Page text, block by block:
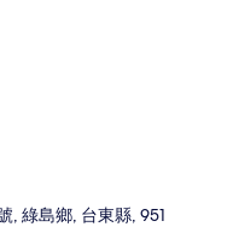
, 綠島鄉, 台東縣, 951